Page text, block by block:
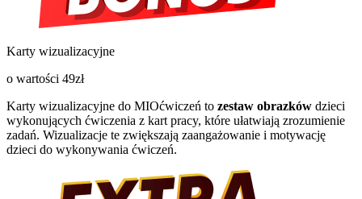
Karty wizualizacyjne
o wartości 49zł
Karty wizualizacyjne do MIOćwiczeń to zestaw obrazków dzieci
wykonujących ćwiczenia z kart pracy, które ułatwiają zrozumienie
zadań. Wizualizacje te zwiększają zaangażowanie i motywację
dzieci do wykonywania ćwiczeń.